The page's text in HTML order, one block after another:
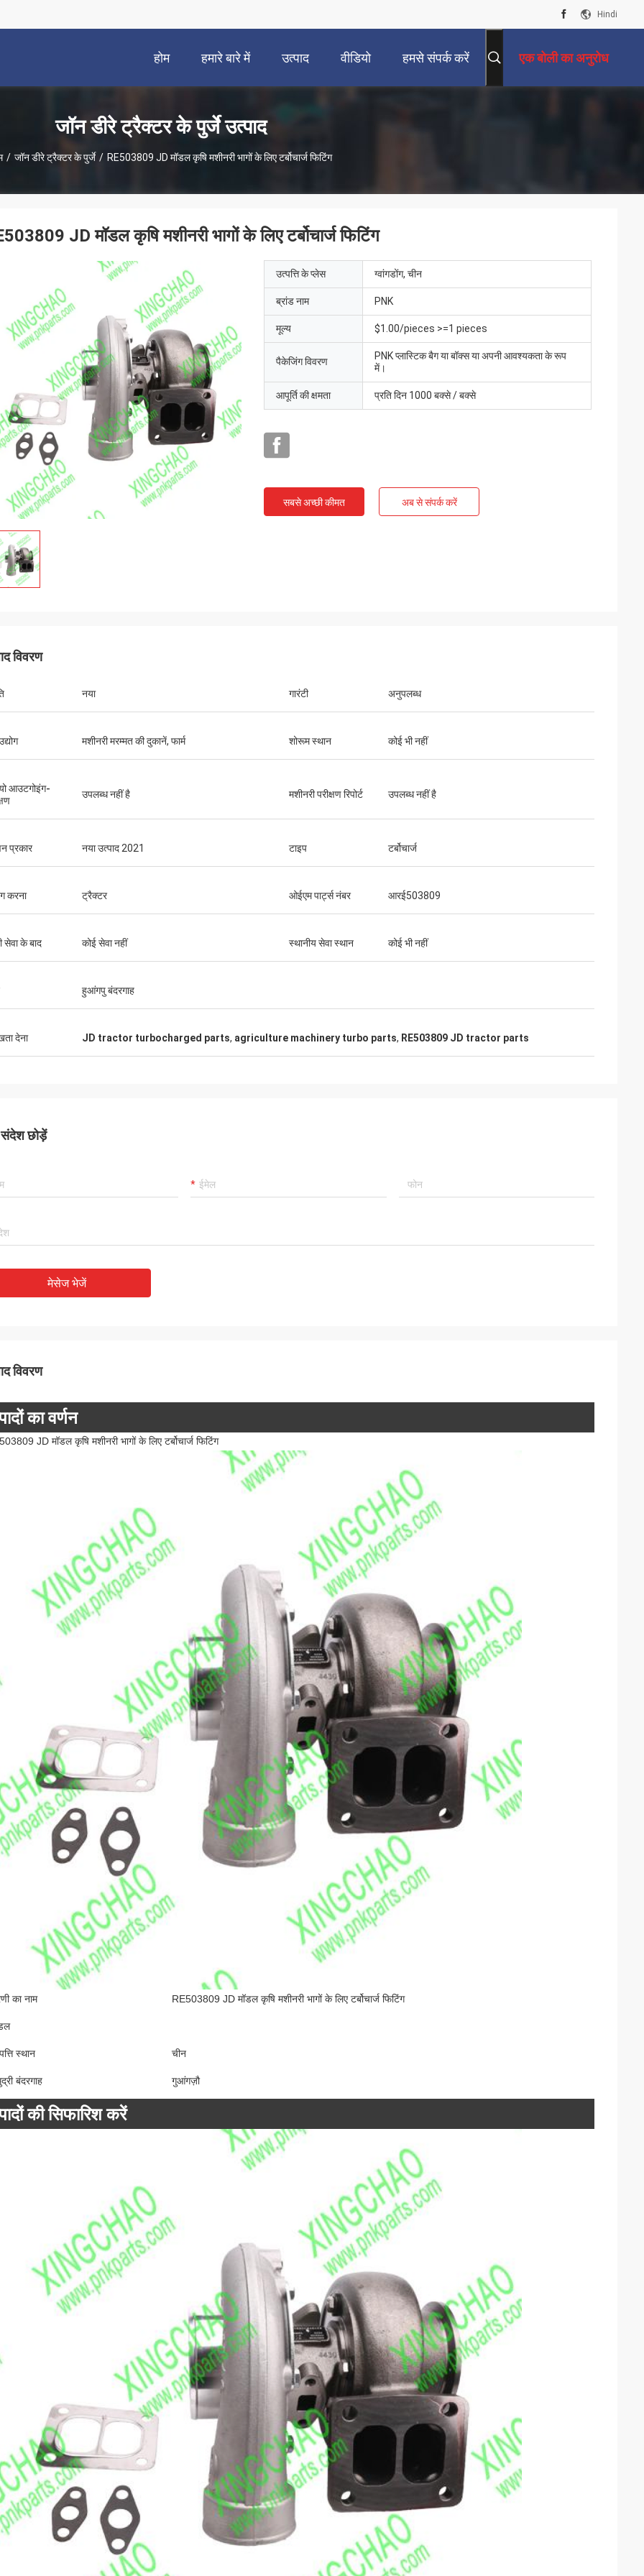
Hindi
होम हमारे बारे में उत्पाद वीडियो हमसे संपर्क करें एक बोली का अनुरोध
जॉन डीरे ट्रैक्टर के पुर्जे उत्पाद
/ जॉन डीरे ट्रैक्टर के पुर्जे / RE503809 JD मॉडल कृषि मशीनरी भागों के लिए टर्बोचार्ज फिटिंग
JD मॉडल कृषि मशीनरी भागों के लिए टर्बोचार्ज फिटिंग
उत्पत्ति के प्लेस ग्वांगडोंग, चीन
ब्रांड नाम PNK
मूल्य $1.00/pieces >=1 pieces
पैकेजिंग विवरण
PNK प्लास्टिक बैग या बॉक्स या अपनी आवश्यकता के रूप
में।
आपूर्ति की क्षमता प्रति दिन 1000 बक्से / बक्से
सबसे अच्छी कीमत अब से संपर्क करें
विवरण
नया गारंटी अनुपलब्ध
मशीनरी मरम्मत की दुकानें, फार्म शोरूम स्थान कोई भी नहीं
आउटगोइंग-
उपलब्ध नहीं है मशीनरी परीक्षण रिपोर्ट उपलब्ध नहीं है
प्रकार नया उत्पाद 2021 टाइप टर्बोचार्ज
करना ट्रैक्टर ओईएम पार्ट्स नंबर आरई503809
सेवा के बाद कोई सेवा नहीं स्थानीय सेवा स्थान कोई भी नहीं
हुआंगपु बंदरगाह
देना JD tractor turbocharged parts, agriculture machinery turbo parts, RE503809 JD tractor parts
छोड़ें
मेसेज भेजें
विवरण
का वर्णन
JD मॉडल कृषि मशीनरी भागों के लिए टर्बोचार्ज फिटिंग
का नाम RE503809 JD मॉडल कृषि मशीनरी भागों के लिए टर्बोचार्ज फिटिंग
स्थान चीन
बंदरगाह गुआंगज़ौ
की सिफारिश करें